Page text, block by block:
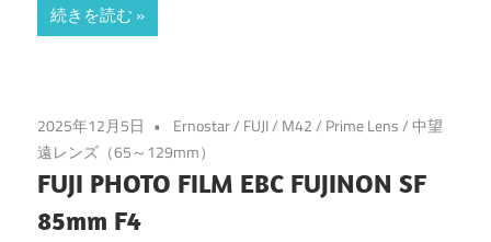
続きを読む
2025年12月5日 Ernostar/ FUJI/ M42/ Prime Lens/中望
遠レンズ（65～129mm）
FUJI PHOTO FILM EBC FUJINON SF
85mm F4